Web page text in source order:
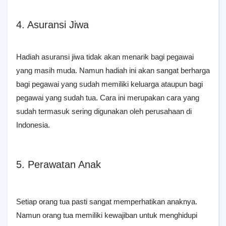
4. Asuransi Jiwa
Hadiah asuransi jiwa tidak akan menarik bagi pegawai
yang masih muda. Namun hadiah ini akan sangat berharga
bagi pegawai yang sudah memiliki keluarga ataupun bagi
pegawai yang sudah tua. Cara ini merupakan cara yang
sudah termasuk sering digunakan oleh perusahaan di
Indonesia.
5. Perawatan Anak
Setiap orang tua pasti sangat memperhatikan anaknya.
Namun orang tua memiliki kewajiban untuk menghidupi